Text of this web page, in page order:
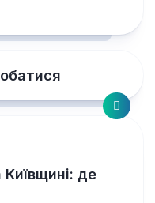
Київщині: де